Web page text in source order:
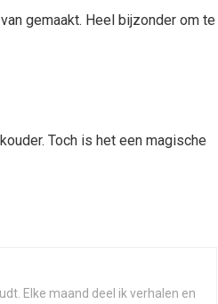
gemaakt. Heel bijzonder om te
Toch is het een magische
Elke maand deel ik verhalen en